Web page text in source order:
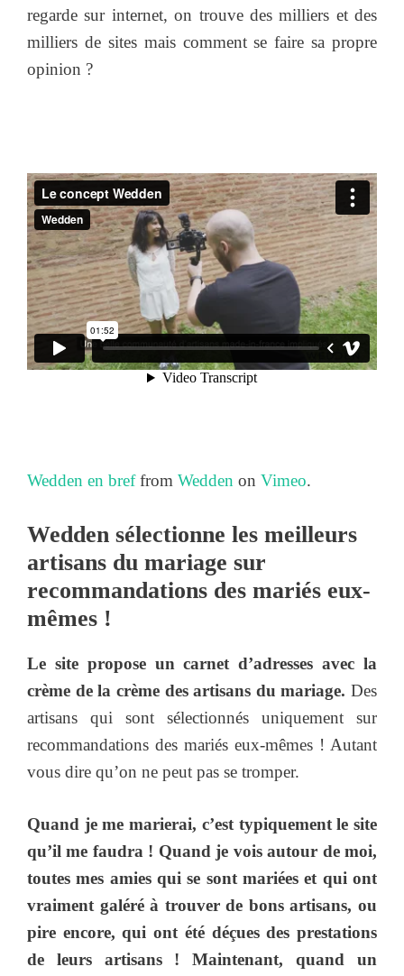
regarde sur internet, on trouve des milliers et des
milliers de sites mais comment se faire sa propre
opinion ?
Wedden en breffrom Wedden on Vimeo.
Wedden sélectionne les meilleurs
artisans du mariage sur
recommandations des mariés eux-
mêmes !
Le site propose un carnet d’adresses avec la
crème de la crème des artisans du mariage. Des
artisans qui sont sélectionnés uniquement sur
recommandations des mariés eux-mêmes ! Autant
vous dire qu’on ne peut pas se tromper.
Quand je me marierai, c’est typiquement le site
qu’il me faudra ! Quand je vois autour de moi,
toutes mes amies qui se sont mariées et qui ont
vraiment galéré à trouver de bons artisans, ou
pire encore, qui ont été déçues des prestations
de leurs artisans ! Maintenant, quand un